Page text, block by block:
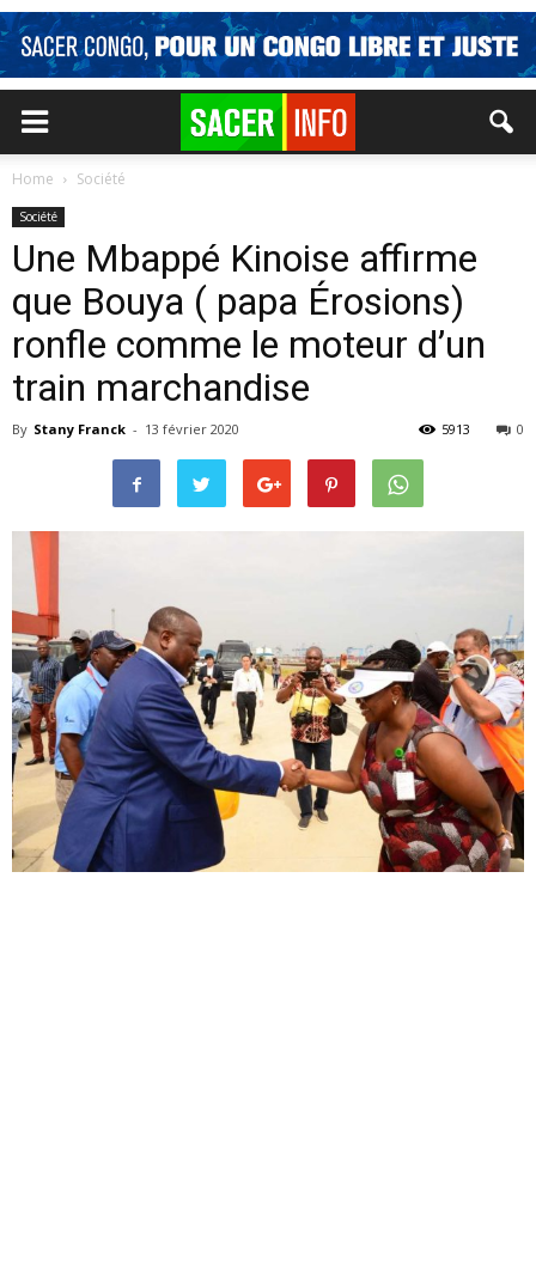
Home Société
Société
Une Mbappé Kinoise affirme
que Bouya ( papa Érosions)
ronfle comme le moteur d’un
train marchandise
By Stany Franck - 13 février 2020 0
5913